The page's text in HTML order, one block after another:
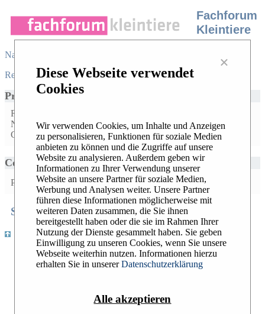
Fachforum
Kleintiere
Navigation
Register /Login|Desktop view |
Profile forAnonymous
Registration date: Sep 2, 2019
Number of messages posted: No posted messages available
Created topics: No topic created
Contact Anonymous
Private Message:
Search | Recent Topics | Hottest Topics
Register/Login|Desktop view
Widerrufsbelehrung
AGB
×
Diese Webseite verwendet
Cookies
Wir verwenden Cookies, um Inhalte und Anzeigen
zu personalisieren, Funktionen für soziale Medien
anbieten zu können und die Zugriffe auf unsere
Website zu analysieren. Außerdem geben wir
Informationen zu Ihrer Verwendung unserer
Website an unsere Partner für soziale Medien,
Werbung und Analysen weiter. Unsere Partner
führen diese Informationen möglicherweise mit
weiteren Daten zusammen, die Sie ihnen
bereitgestellt haben oder die sie im Rahmen Ihrer
Nutzung der Dienste gesammelt haben. Sie geben
Einwilligung zu unseren Cookies, wenn Sie unsere
Webseite weiterhin nutzen. Informationen hierzu
erhalten Sie in unsererDatenschutzerklärung
Alle akzeptieren